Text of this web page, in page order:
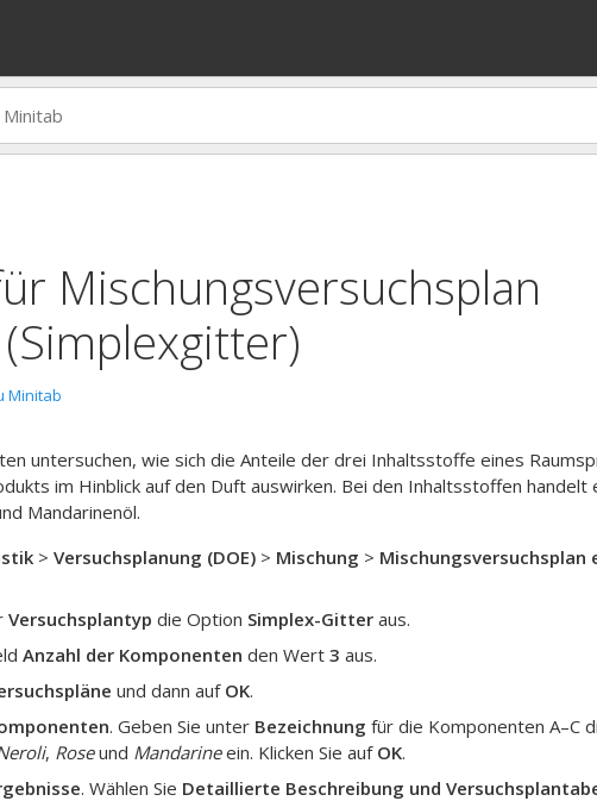
Mischungsversuchsplan
(Simplexgitter)
Minitab
untersuchen, wie sich die Anteile der drei Inhaltsstoffe eines
im Hinblick auf den Duft auswirken. Bei den Inhaltsstoffen handelt
Mandarinenöl.
> Versuchsplanung (DOE) > Mischung > Mischungsversuchsplan
Versuchsplantyp die Option Simplex-Gitter aus.
Anzahl der Komponenten den Wert 3 aus.
und dann auf OK.
. Geben Sie unter Bezeichnung für die Komponenten A–C
, Roseund Mandarineein. Klicken Sie auf OK.
. Wählen Sie Detaillierte Beschreibung und